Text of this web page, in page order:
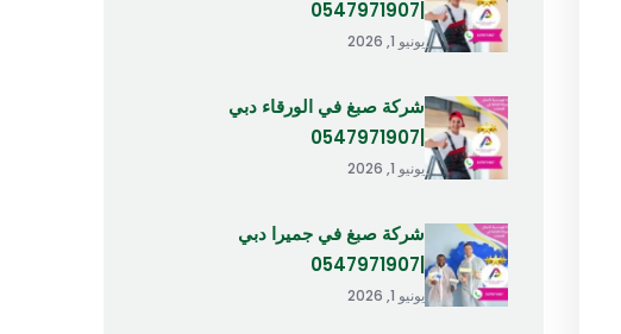
يونيو 1, 2026
شركة صبغ في الورقاء دبي
يونيو 1, 2026
شركة صبغ في جميرا دبي
يونيو 1, 2026